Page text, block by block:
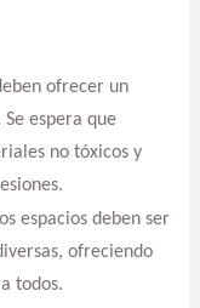
ofrecer un
espera que
no tóxicos y
espacios deben ser
ofreciendo
todos.